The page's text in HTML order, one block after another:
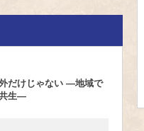
だけじゃない ―地域で
生―